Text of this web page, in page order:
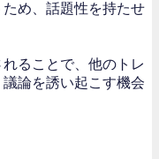
め、話題性を持たせ
ることで、他のトレ
論を誘い起こす機会